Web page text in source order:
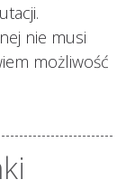
nie musi
możliwość